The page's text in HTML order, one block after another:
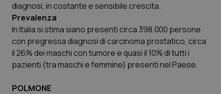
diagnosi, in costante e sensibile crescita.
Prevalenza
In Italia si stima siano presenti circa 398.000 persone
con pregressa diagnosi di carcinoma prostatico, circa
il 26% dei maschi con tumore e quasi il 10% di tutti i
pazienti (tra maschi e femmine) presenti nel Paese.
POLMONE